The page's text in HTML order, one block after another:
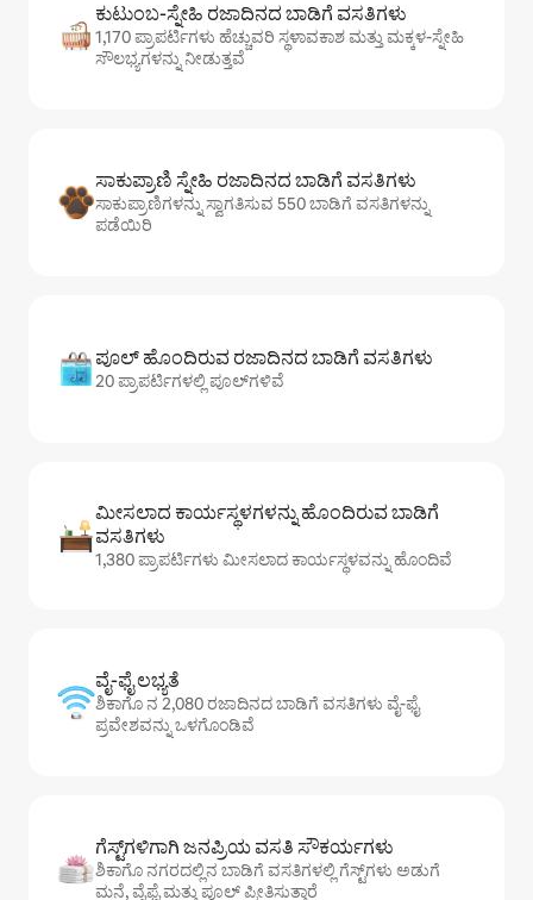
ಕುಟುಂಬ-ಸ್ನೇಹಿ ರಜಾದಿನದ ಬಾಡಿಗೆ ವಸತಿಗಳು
1,170 ಪ್ರಾಪರ್ಟಿಗಳು ಹೆಚ್ಚುವರಿ ಸ್ಥಳಾವಕಾಶ ಮತ್ತು ಮಕ್ಕಳ-ಸ್ನೇಹಿ
ಸೌಲಭ್ಯಗಳನ್ನು ನೀಡುತ್ತವೆ
ಸಾಕುಪ್ರಾಣಿ ಸ್ನೇಹಿ ರಜಾದಿನದ ಬಾಡಿಗೆ ವಸತಿಗಳು
ಸಾಕುಪ್ರಾಣಿಗಳನ್ನು ಸ್ವಾಗತಿಸುವ 550 ಬಾಡಿಗೆ ವಸತಿಗಳನ್ನು
ಪಡೆಯಿರಿ
ಪೂಲ್ ಹೊಂದಿರುವ ರಜಾದಿನದ ಬಾಡಿಗೆ ವಸತಿಗಳು
20 ಪ್ರಾಪರ್ಟಿಗಳಲ್ಲಿ ಪೂಲ್‌‌‌‌‌‌‌‌‌ಗಳಿವೆ
ಮೀಸಲಾದ ಕಾರ್ಯಸ್ಥಳಗಳನ್ನು ಹೊಂದಿರುವ ಬಾಡಿಗೆ
ವಸತಿಗಳು
1,380 ಪ್ರಾಪರ್ಟಿಗಳು ಮೀಸಲಾದ ಕಾರ್ಯಸ್ಥಳವನ್ನು ಹೊಂದಿವೆ
ವೈ-ಫೈ ಲಭ್ಯತೆ
ಶಿಕಾಗೊ ನ 2,080 ರಜಾದಿನದ ಬಾಡಿಗೆ ವಸತಿಗಳು ವೈ-ಫೈ
ಪ್ರವೇಶವನ್ನು ಒಳಗೊಂಡಿವೆ
ಗೆಸ್ಟ್‌ಗಳಿಗಾಗಿ ಜನಪ್ರಿಯ ವಸತಿ ಸೌಕರ್ಯಗಳು
ಶಿಕಾಗೊ ನಗರದಲ್ಲಿನ ಬಾಡಿಗೆ ವಸತಿಗಳಲ್ಲಿ ಗೆಸ್ಟ್‌ಗಳು ಅಡುಗೆ
ಮನೆ, ವೈಫೈ ಮತ್ತು ಪೂಲ್ ಪ್ರೀತಿಸುತ್ತಾರೆ